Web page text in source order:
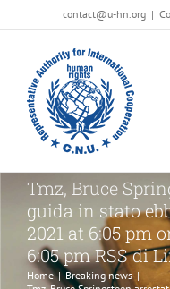
al
contenuto
contact@u-hn.org |
Tmz, Bruce
guida in stato
2021 at 6:05 pm
6:05 pm RSS di
Home | Breaking news |